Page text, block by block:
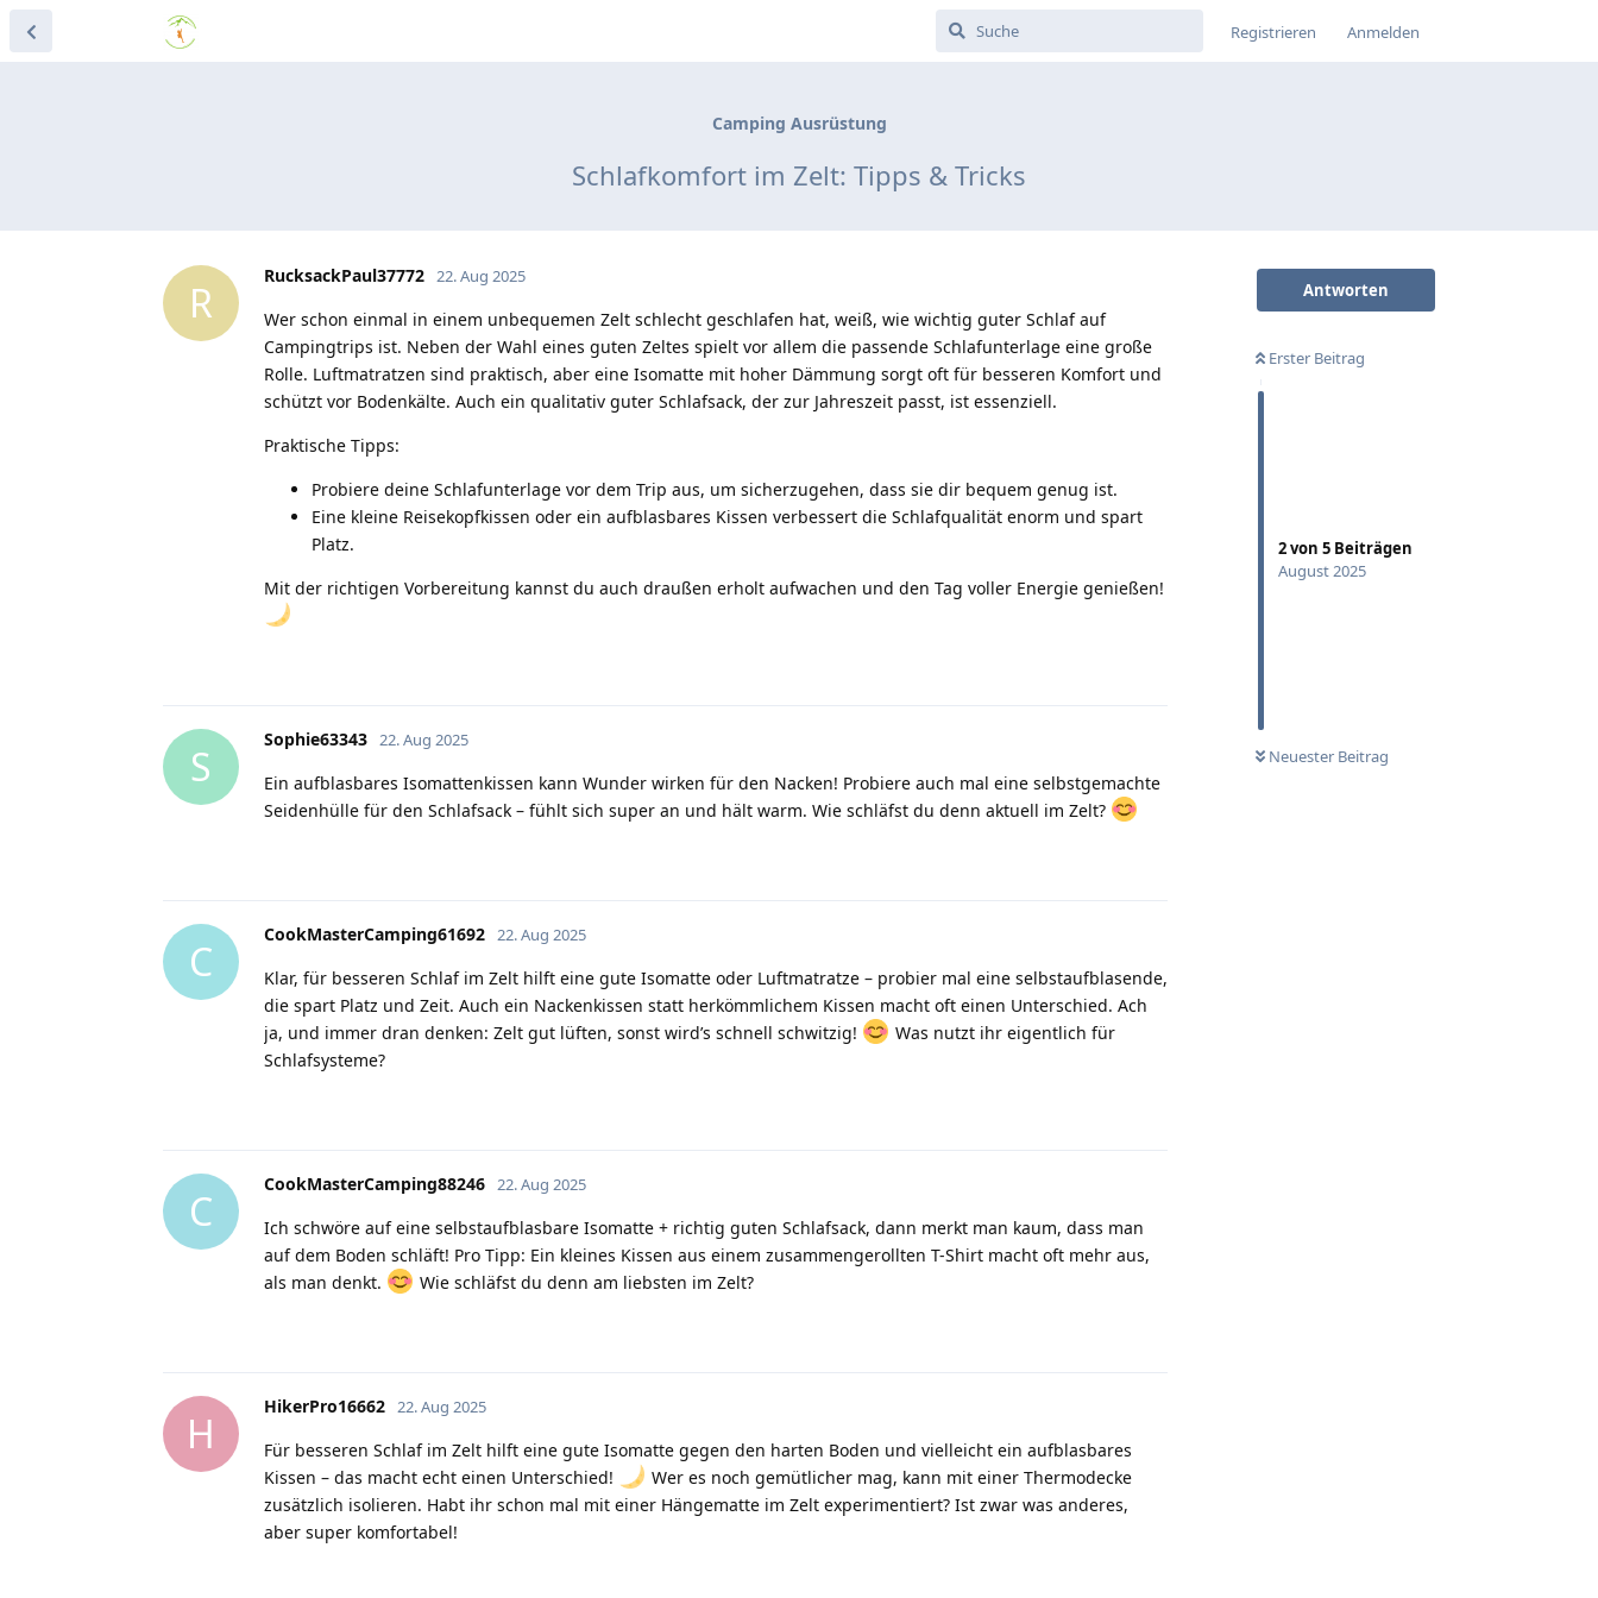
Registrieren Anmelden
Camping Ausrüstung
Schlafkomfort im Zelt: Tipps & Tricks
Antworten
Erster Beitrag
2von 5 Beiträgen
August 2025
Neuester Beitrag
R
RucksackPaul37772 22. Aug 2025
Wer schon einmal in einem unbequemen Zelt schlecht geschlafen hat, weiß, wie wichtig guter Schlaf auf
Campingtrips ist. Neben der Wahl eines guten Zeltes spielt vor allem die passende Schlafunterlage eine große
Rolle. Luftmatratzen sind praktisch, aber eine Isomatte mit hoher Dämmung sorgt oft für besseren Komfort und
schützt vor Bodenkälte. Auch ein qualitativ guter Schlafsack, der zur Jahreszeit passt, ist essenziell.
Praktische Tipps:
Probiere deine Schlafunterlage vor dem Trip aus, um sicherzugehen, dass sie dir bequem genug ist.
Eine kleine Reisekopfkissen oder ein aufblasbares Kissen verbessert die Schlafqualität enorm und spart
Platz.
Mit der richtigen Vorbereitung kannst du auch draußen erholt aufwachen und den Tag voller Energie genießen!
S
Sophie63343 22. Aug 2025
Ein aufblasbares Isomattenkissen kann Wunder wirken für den Nacken! Probiere auch mal eine selbstgemachte
Seidenhülle für den Schlafsack – fühlt sich super an und hält warm. Wie schläfst du denn aktuell im Zelt?
C
CookMasterCamping61692 22. Aug 2025
Klar, für besseren Schlaf im Zelt hilft eine gute Isomatte oder Luftmatratze – probier mal eine selbstaufblasende,
die spart Platz und Zeit. Auch ein Nackenkissen statt herkömmlichem Kissen macht oft einen Unterschied. Ach
ja, und immer dran denken: Zelt gut lüften, sonst wird’s schnell schwitzig!
Was nutzt ihr eigentlich für
Schlafsysteme?
C
CookMasterCamping88246 22. Aug 2025
Ich schwöre auf eine selbstaufblasbare Isomatte + richtig guten Schlafsack, dann merkt man kaum, dass man
auf dem Boden schläft! Pro Tipp: Ein kleines Kissen aus einem zusammengerollten T-Shirt macht oft mehr aus,
als man denkt.
Wie schläfst du denn am liebsten im Zelt?
H
HikerPro16662 22. Aug 2025
Für besseren Schlaf im Zelt hilft eine gute Isomatte gegen den harten Boden und vielleicht ein aufblasbares
Kissen – das macht echt einen Unterschied!
Wer es noch gemütlicher mag, kann mit einer Thermodecke
zusätzlich isolieren. Habt ihr schon mal mit einer Hängematte im Zelt experimentiert? Ist zwar was anderes,
aber super komfortabel!